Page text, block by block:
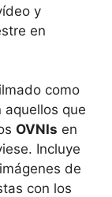
y
en
como
aquellos que
OVNIs en
Incluye
de
con los